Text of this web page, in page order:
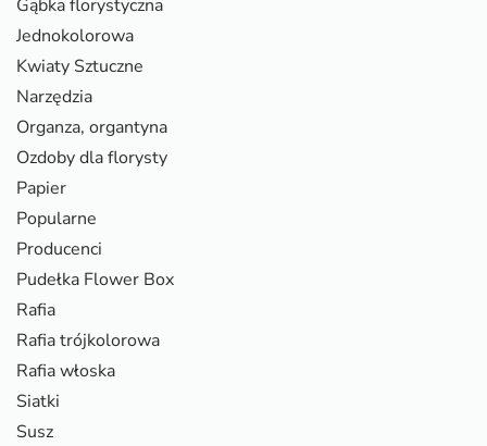
Gąbka florystyczna
Jednokolorowa
Kwiaty Sztuczne
Narzędzia
Organza, organtyna
Ozdoby dla florysty
Papier
Popularne
Producenci
Pudełka Flower Box
Rafia
Rafia trójkolorowa
Rafia włoska
Siatki
Susz